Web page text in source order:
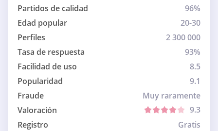
Partidos de calidad
96%
Edad popular
20-30
Perfiles
2 300 000
Tasa de respuesta
93%
Facilidad de uso
8.5
Popularidad
9.1
Fraude
Muy raramente
Valoración
9.3
Registro
Gratis